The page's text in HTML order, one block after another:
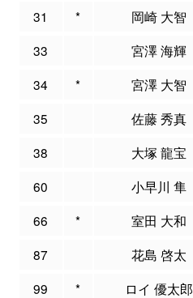
31 * 岡崎 大智
33
宮澤 海輝
34
* 宮澤 大智
35
佐藤 秀真
38
大塚 龍宝
60
小早川 隼
66
* 室田 大和
87
花島 啓太
99
* ロイ 優太郎